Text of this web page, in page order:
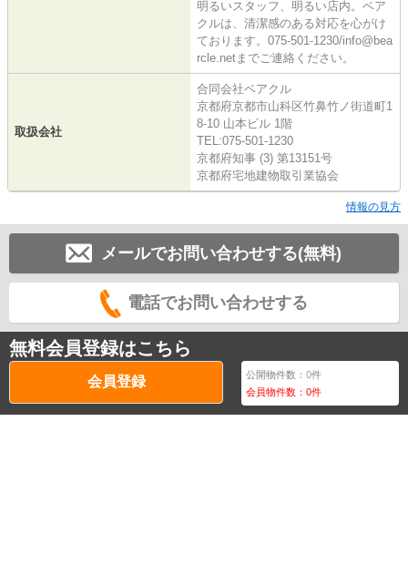
明るいスタッフ、明るい店内。ベア
クルは、清潔感のある対応を心がけ
ております。075-501-1230/info@bea
rcle.netまでご連絡ください。
取扱会社
合同会社ベアクル
京都府京都市山科区竹鼻竹ノ街道町1
8-10 山本ビル 1階
TEL:075-501-1230
京都府知事 (3) 第13151号
京都府宅地建物取引業協会
情報の見方
メールでお問い合わせする(無料)
電話でお問い合わせする
無料会員登録はこちら
会員登録 公開物件数：0件
会員物件数：0件